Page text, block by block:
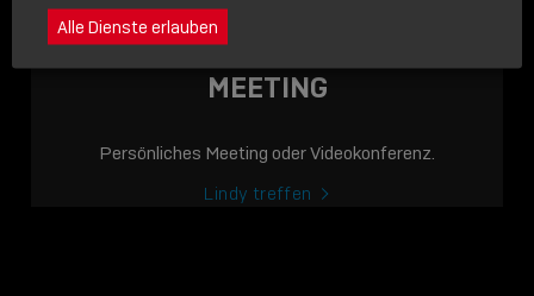
JETZT ONLINE
VERFÜGBAR: DIE
LINDY ACADEMY –
WISSEN, DASMEETING
Persönliches Meeting oder Videokonferenz.
Lindy treffen
Alle Dienste erlauben